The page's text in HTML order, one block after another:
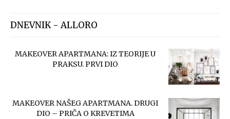
DNEVNIK - ALLORO
MAKEOVER APARTMANA: IZ TEORIJE U
PRAKSU. PRVI DIO
MAKEOVER NAŠEG APARTMANA. DRUGI
DIO – PRIČA O KREVETIMA